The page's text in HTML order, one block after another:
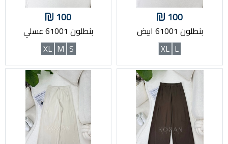
100
بنطلون 61001 ابيض
L
XL
100
بنطلون 61001 عسلي
S
M
XL